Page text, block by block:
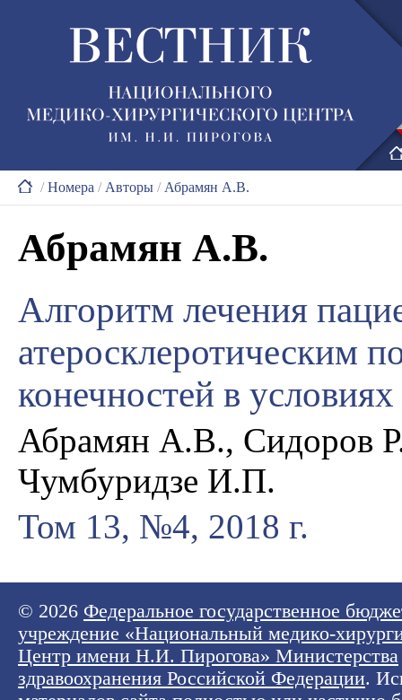
/Номера / Авторы / Абрамян А.В.
Абрамян А.В.
Алгоритм лечения
атеросклеротическим
конечностей в
Абрамян А.В.,
Чумбуридзе И.П.
Том 13, №4, 2018 г.
© 2026 Федеральное государственное
учреждение «Национальный медико-
Центр имени Н.И. Пирогова» Министерства
здравоохранения Российской Федерации.